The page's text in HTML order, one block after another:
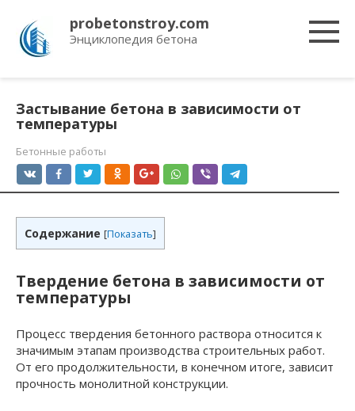
контенту
probetonstroy.com
Энциклопедия бетона
Застывание бетона в зависимости от
температуры
Бетонные работы
Содержание [Показать]
Твердение бетона в зависимости от
температуры
Процесс твердения бетонного раствора относится к
значимым этапам производства строительных работ.
От его продолжительности, в конечном итоге, зависит
прочность монолитной конструкции.